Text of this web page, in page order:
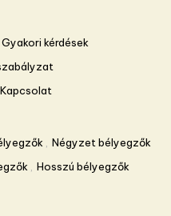
Gyakori kérdések
Kapcsolat
Négyzet bélyegzők
Hosszú bélyegzők